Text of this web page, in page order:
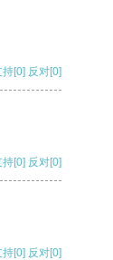
持[0] 反对[0]
持[0] 反对[0]
持[0] 反对[0]